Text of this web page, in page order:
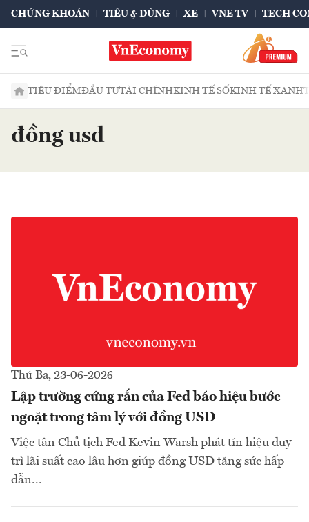
CHỨNG KHOÁN TIÊU & DÙNG XE VNE TV TECH
TIÊU ĐIỂMĐẦU TƯTÀI CHÍNHKINH TẾ SỐKINH TẾ XANH
đồng usd
Thứ Ba, 23-06-2026
Lập trường cứng rắn của Fed báo hiệu bước
ngoặt trong tâm lý với đồng USD
Việc tân Chủ tịch Fed Kevin Warsh phát tín hiệu duy
trì lãi suất cao lâu hơn giúp đồng USD tăng sức hấp
dẫn...